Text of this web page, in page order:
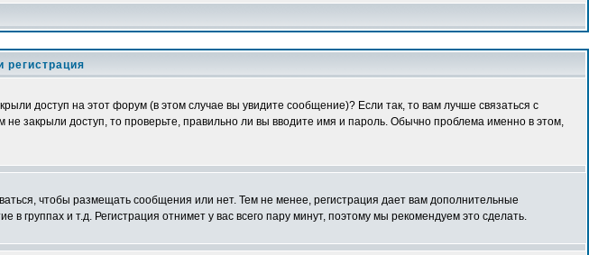
доступ на этот форум (в этом случае вы увидите сообщение)? Если так, то вам лучше связаться с
закрыли доступ, то проверьте, правильно ли вы вводите имя и пароль. Обычно проблема именно в этом,
чтобы размещать сообщения или нет. Тем не менее, регистрация дает вам дополнительные
и т.д. Регистрация отнимет у вас всего пару минут, поэтому мы рекомендуем это сделать.